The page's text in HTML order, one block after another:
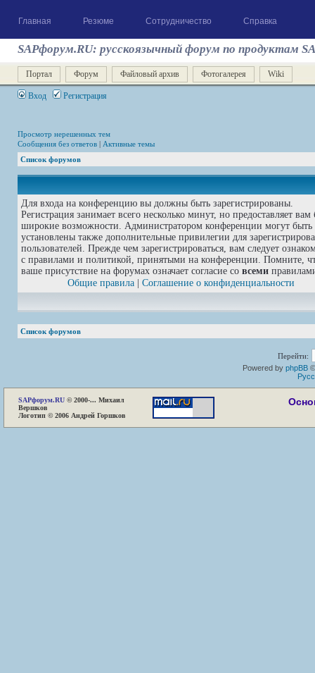
Главная Резюме Сотрудничество Справка
SAPфорум.RU: русскоязычный форум по продуктам
Портал Форум Файловый архив Фотогалерея Wiki
Вход Регистрация
Просмотр нерешенных тем
Сообщения без ответов | Активные темы
Список форумов
Для входа на конференцию вы должны быть зарегистрированы.
Регистрация занимает всего несколько минут, но предоставляет вам
широкие возможности. Администратором конференции могут быть
установлены также дополнительные привилегии для
пользователей. Прежде чем зарегистрироваться, вам следует
с правилами и политикой, принятыми на конференции. Помните,
ваше присутствие на форумах означает согласие со всеми
Общие правила
Соглашение о конфиденциальности
Список форумов
Перейти:
Powered by phpBB
SAPфорум.RU © 2000-... Михаил
Вершков
Логотип © 2006 Андрей Горшков